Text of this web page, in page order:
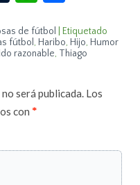
de fútbol
Etiquetado
fútbol , Haribo, Hijo, Humor
razonable, Thiago
será publicada. Los
con*